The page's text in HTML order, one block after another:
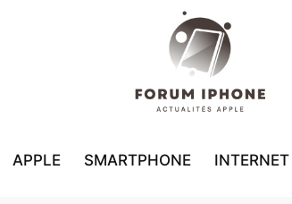
APPLE SMARTPHONE INTERNET